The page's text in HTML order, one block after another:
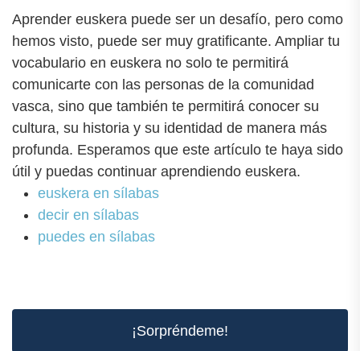
Aprender euskera puede ser un desafío, pero como
hemos visto, puede ser muy gratificante. Ampliar tu
vocabulario en euskera no solo te permitirá
comunicarte con las personas de la comunidad
vasca, sino que también te permitirá conocer su
cultura, su historia y su identidad de manera más
profunda. Esperamos que este artículo te haya sido
útil y puedas continuar aprendiendo euskera.
euskera en sílabas
decir en sílabas
puedes en sílabas
¡Sorpréndeme!